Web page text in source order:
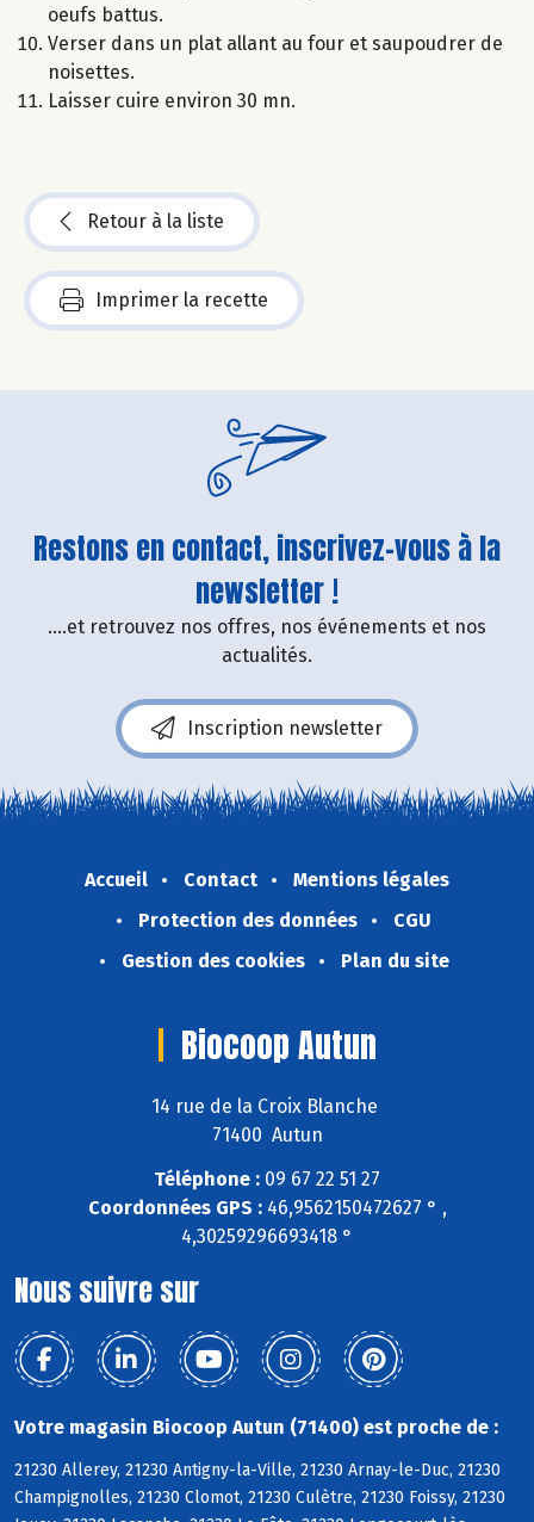
oeufs battus.
Verser dans un plat allant au four et saupoudrer de
noisettes.
Laisser cuire environ 30 mn.
Retour à la liste
Imprimer la recette
Restons en contact, inscrivez-vous à la
newsletter !
....et retrouvez nos offres, nos événements et nos
actualités.
Inscription newsletter
Accueil Contact
Mentions légales
Protection des données
CGU
Gestion des cookies
Plan du site
Biocoop Autun
14 rue de la Croix Blanche
71400 Autun
Téléphone : 09 67 22 51 27
Coordonnées GPS :46,9562150472627 ° ,
4,30259296693418 °
Nous suivre sur
Votre magasin Biocoop Autun (71400) est proche de :
21230 Allerey, 21230 Antigny-la-Ville, 21230 Arnay-le-Duc, 21230
Champignolles, 21230 Clomot, 21230 Culètre, 21230 Foissy, 21230